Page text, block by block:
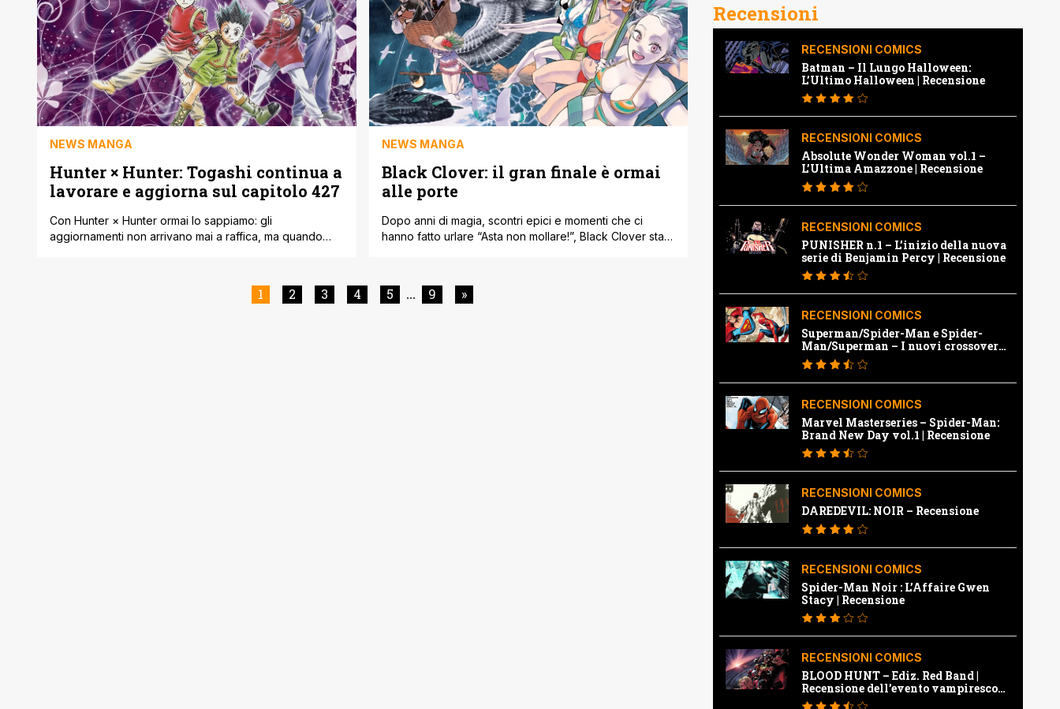
ha [']
NEWS MANGA
Hunter × Hunter: Togashi continua a
lavorare e aggiorna sul capitolo 427
Con Hunter × Hunter ormai lo sappiamo: gli
aggiornamenti non arrivano mai a raffica, ma quando
il suo profilo X, di essere attualmente al lavoro sul
capitolo 427 del manga. Come da tradizione, la notizia è
NEWS MANGA
Black Clover: il gran finale è ormai
alle porte
Dopo anni di magia, scontri epici e momenti che ci
hanno fatto urlare “Asta non mollare!”, Black Clover sta
quella che, per chi conosce un po’ il linguaggio di
Shueisha, vuol dire una cosa sola, il [']
1 2 3 4 5 ... 9 »
Recensioni
RECENSIONI COMICS
Batman – Il Lungo Halloween:
L’Ultimo Halloween | Recensione
RECENSIONI COMICS
Absolute Wonder Woman vol.1 –
L’Ultima Amazzone | Recensione
RECENSIONI COMICS
PUNISHER n.1 – L’inizio della nuova
serie di Benjamin Percy | Recensione
RECENSIONI COMICS
Superman/Spider-Man e Spider-
Man/Superman – I nuovi crossover
Marvel e Dc | Recensione
RECENSIONI COMICS
Marvel Masterseries – Spider-Man:
Brand New Day vol.1 | Recensione
RECENSIONI COMICS
DAREDEVIL: NOIR – Recensione
RECENSIONI COMICS
Spider-Man Noir : L’Affaire Gwen
Stacy | Recensione
RECENSIONI COMICS
BLOOD HUNT – Ediz. Red Band |
Recensione dell’evento vampiresco
della Marvel